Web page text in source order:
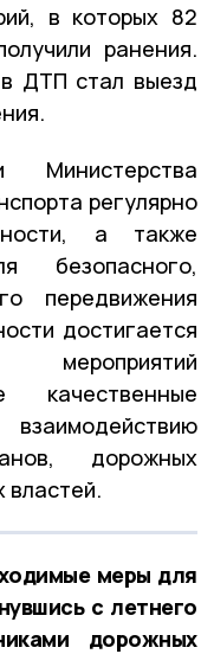
в которых 82
ранения.
ДТП стал выезд
регулярно
а также
безопасного,
передвижения
достигается
мероприятий
качественные
дорожных
властей.
меры для
с летнего
дорожных